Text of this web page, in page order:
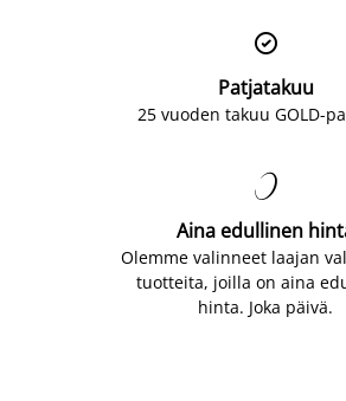

Patjatakuu
25 vuoden takuu GOLD-

Aina edullinen
Olemme valinneet laajan
tuotteita, joilla on aina
hinta. Joka päivä.